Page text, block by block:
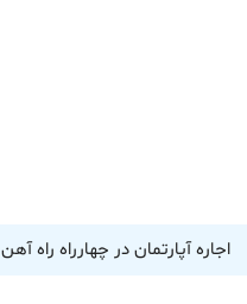
اجاره آپارتمان در چهارراه راه آهن